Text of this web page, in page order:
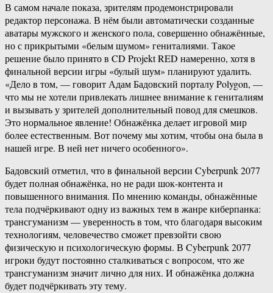
В самом начале показа, зрителям продемонстрировали
редактор персонажа. В нём были автоматически созданные
аватары мужского и женского пола, совершенно обнажённые,
но с прикрытыми «белым шумом» гениталиями. Такое
решение было принято в CD Projekt RED намеренно, хотя в
финальной версии игры «булый шум» планируют удалить.
«Дело в том, — говорит Адам Бадовский порталу Polygon, —
что мы не хотели привлекать лишнее внимание к гениталиям
и вызывать у зрителей дополнительный повод для смешков.
Это нормальное явление! Обнажёнка делает игровой мир
более естественным. Вот почему мы хотим, чтобы она была в
нашей игре. В ней нет ничего особенного».
Бадовский отметил, что в финальной версии Cyberpunk 2077
будет полная обнажёнка, но не ради шок-контента и
повышенного внимания. По мнению команды, обнажённые
тела подчёркивают одну из важных тем в жанре киберпанка:
трансгуманизм — уверенность в том, что благодаря высоким
технологиям, человечество сможет превзойти свою
физическую и психологическую формы. В Cyberpunk 2077
игроки будут постоянно сталкиваться с вопросом, что же
трансгуманизм значит лично для них. И обнажёнка должна
будет подчёркивать эту тему.